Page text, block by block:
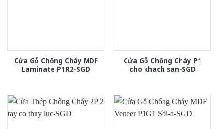
Cửa Gỗ Chống Cháy MDF
Laminate P1R2-SGD
Cửa Gỗ Chống Cháy P1
cho khach san-SGD